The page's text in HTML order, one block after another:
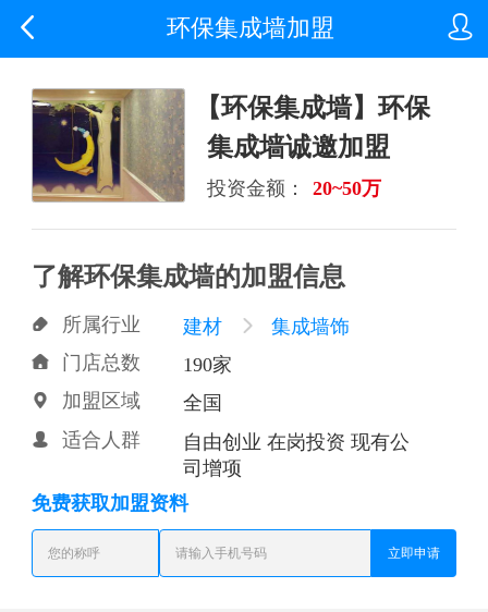

 环保集成墙加盟
【环保集成墙】环保
集成墙诚邀加盟
投资金额： 20~50万
了解环保集成墙的加盟信息
 所属行业 建材  集成墙饰
 门店总数 190家
 加盟区域 全国
 适合人群
自由创业 在岗投资 现有公
司增项
免费获取加盟资料
立即申请